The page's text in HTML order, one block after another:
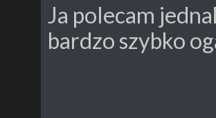
Ja polecam
bardzo szybko